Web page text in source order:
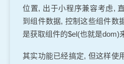
位置, 出于小程序兼容考虑,
到组件数据, 控制这些组件数
是获取组件的$el(也就是dom)
其实功能已经搞定, 但这样使